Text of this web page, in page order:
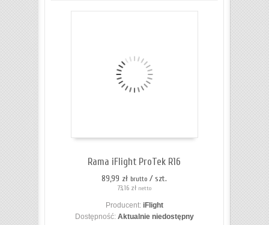
Rama iFlight ProTek R16
89,99 zł brutto / szt.
73,16 zł netto
Producent: iFlight
Dostępność: Aktualnie niedostępny